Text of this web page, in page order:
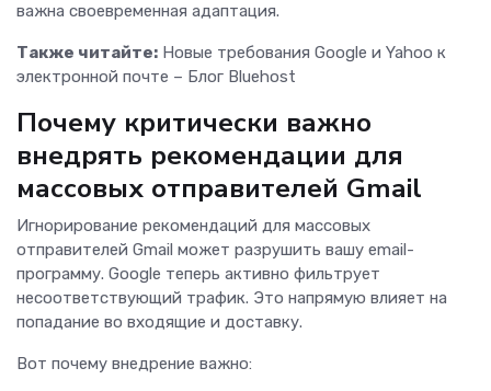
важна своевременная адаптация.
Также читайте: Новые требования Google и Yahoo к
электронной почте – Блог Bluehost
Почему критически важно
внедрять рекомендации для
массовых отправителей Gmail
Игнорирование рекомендаций для массовых
отправителей Gmail может разрушить вашу email-
программу. Google теперь активно фильтрует
несоответствующий трафик. Это напрямую влияет на
попадание во входящие и доставку.
Вот почему внедрение важно: